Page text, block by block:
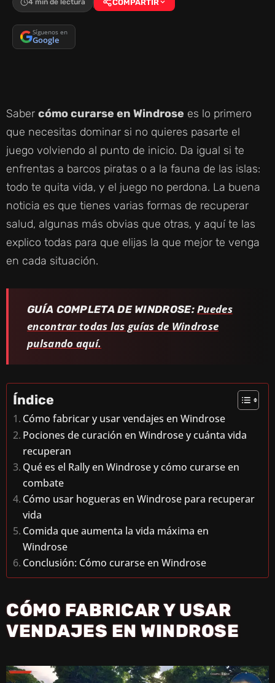
COMPARTIR
Síguenos en
Google
Saber cómo curarse en Windrose es lo primero
que necesitas dominar si no quieres pasarte el
juego volviendo al punto de inicio. Da igual si te
enfrentas a barcos piratas o a la fauna de las islas:
todo te quita vida, y el juego no perdona. La buena
noticia es que tienes varias formas de recuperar
salud, algunas más obvias que otras, y aquí te las
explico todas para que elijas la que mejor te venga
en cada situación.
GUÍA COMPLETA DE WINDROSE:Puedes
encontrar todas las guías de Windrose
pulsando aquí.
Índice
Cómo fabricar y usar vendajes en Windrose
Pociones de curación en Windrose y cuánta vida
recuperan
Qué es el Rally en Windrose y cómo curarse en
combate
Cómo usar hogueras en Windrose para recuperar
vida
Comida que aumenta la vida máxima en
Windrose
Conclusión: Cómo curarse en Windrose
CÓMO FABRICAR Y USAR
VENDAJES EN WINDROSE